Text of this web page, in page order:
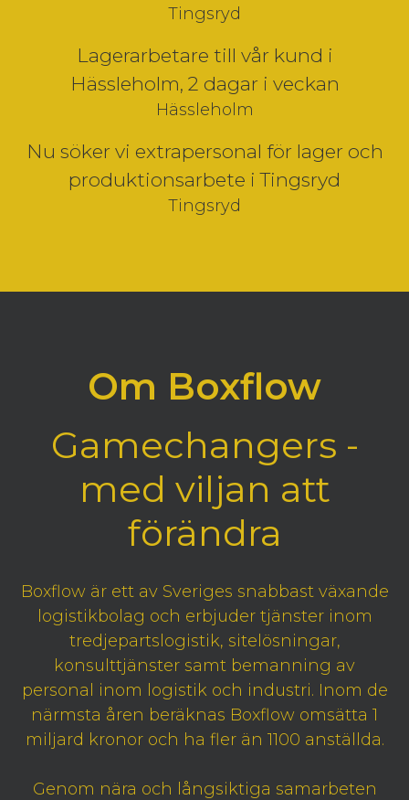
Tingsryd
Lagerarbetare till vår kund i
Hässleholm, 2 dagar i veckan
Hässleholm
Nu söker vi extrapersonal för lager och
produktionsarbete i Tingsryd
Tingsryd
Om Boxflow
Gamechangers -
med viljan att
förändra
Boxflow är ett av Sveriges snabbast växande
logistikbolag och erbjuder tjänster inom
tredjepartslogistik, sitelösningar,
konsulttjänster samt bemanning av
personal inom logistik och industri. Inom de
närmsta åren beräknas Boxflow omsätta 1
miljard kronor och ha fler än 1100 anställda.
Genom nära och långsiktiga samarbeten